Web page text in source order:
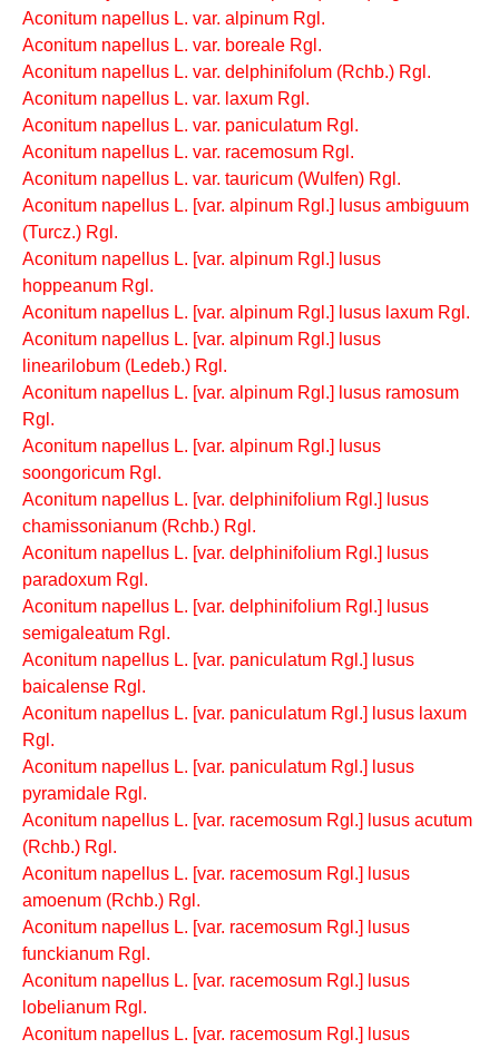
Aconitum napellus L. var. alpinum Rgl.
Aconitum napellus L. var. boreale Rgl.
Aconitum napellus L. var. delphinifolum (Rchb.) Rgl.
Aconitum napellus L. var. laxum Rgl.
Aconitum napellus L. var. paniculatum Rgl.
Aconitum napellus L. var. racemosum Rgl.
Aconitum napellus L. var. tauricum (Wulfen) Rgl.
Aconitum napellus L. [var. alpinum Rgl.] lusus ambiguum
(Turcz.) Rgl.
Aconitum napellus L. [var. alpinum Rgl.] lusus
hoppeanum Rgl.
Aconitum napellus L. [var. alpinum Rgl.] lusus laxum Rgl.
Aconitum napellus L. [var. alpinum Rgl.] lusus
linearilobum (Ledeb.) Rgl.
Aconitum napellus L. [var. alpinum Rgl.] lusus ramosum
Rgl.
Aconitum napellus L. [var. alpinum Rgl.] lusus
soongoricum Rgl.
Aconitum napellus L. [var. delphinifolium Rgl.] lusus
chamissonianum (Rchb.) Rgl.
Aconitum napellus L. [var. delphinifolium Rgl.] lusus
paradoxum Rgl.
Aconitum napellus L. [var. delphinifolium Rgl.] lusus
semigaleatum Rgl.
Aconitum napellus L. [var. paniculatum Rgl.] lusus
baicalense Rgl.
Aconitum napellus L. [var. paniculatum Rgl.] lusus laxum
Rgl.
Aconitum napellus L. [var. paniculatum Rgl.] lusus
pyramidale Rgl.
Aconitum napellus L. [var. racemosum Rgl.] lusus acutum
(Rchb.) Rgl.
Aconitum napellus L. [var. racemosum Rgl.] lusus
amoenum (Rchb.) Rgl.
Aconitum napellus L. [var. racemosum Rgl.] lusus
funckianum Rgl.
Aconitum napellus L. [var. racemosum Rgl.] lusus
lobelianum Rgl.
Aconitum napellus L. [var. racemosum Rgl.] lusus